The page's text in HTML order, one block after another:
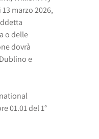
marzo 2026,
o delle
dovrà
e
01.01 del 1°